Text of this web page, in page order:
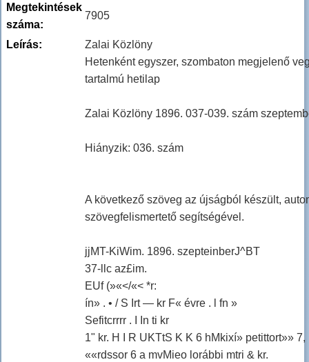
Megtekintések
száma:
7905
Leírás:
Zalai Közlöny
Hetenként egyszer, szombaton megjelenő
tartalmú hetilap
Zalai Közlöny 1896. 037-039. szám
Hiányzik: 036. szám
A következő szöveg az újságból készült,
szövegfelismertető segítségével.
jjMT-KiWim. 1896. szepteinberJ^BT
37-llc az£im.
EUf (»«</«< *r:
ín» . • / S Irt — kr F« évre . l fn »
Sefitcrrrr . I In ti kr
1" kr. H I R UKTtS K K 6 hMkixí» petittort»» 7,
««rdssor 6 a mvMieo lorábbi mtri & kr.